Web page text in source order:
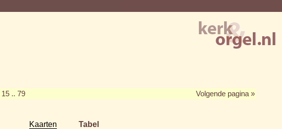
15 .. 79 Volgende pagina »
Kaarten Tabel